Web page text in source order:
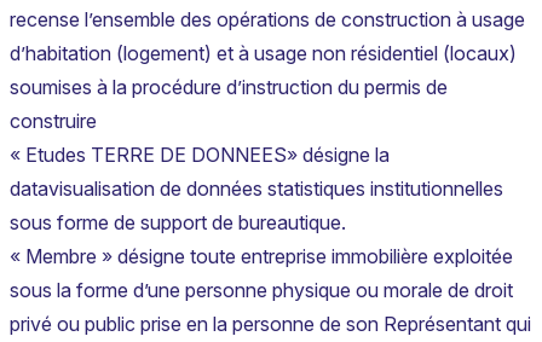
recense l’ensemble des opérations de construction à usage
d’habitation (logement) et à usage non résidentiel (locaux)
soumises à la procédure d’instruction du permis de
construire
« Etudes TERRE DE DONNEES» désigne la
datavisualisation de données statistiques institutionnelles
sous forme de support de bureautique.
« Membre » désigne toute entreprise immobilière exploitée
sous la forme d’une personne physique ou morale de droit
privé ou public prise en la personne de son Représentant qui